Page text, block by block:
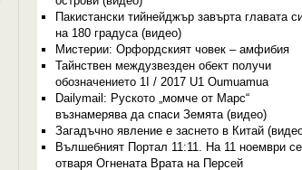
Пакистански тийнейджър завърта главата
на 180 градуса (видео)
Мистерии: Орфордският човек – амфибия
Тайнствен междузвезден обект получи
обозначението 1I / 2017 U1 Oumuamua
Dailymail: Руското „момче от Марс“
възнамерява да спаси Земята (видео)
Загадъчно явление е заснето в Китай
Вълшебният Портал 11:11. На 11 ноември се
отваря Огнената Врата на Персей